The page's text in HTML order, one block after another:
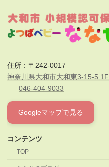
住所：〒242-0017
神奈川県大和市大和東3-15-5 1F
046-404-9033
Googleマップで見る
コンテンツ
TOP